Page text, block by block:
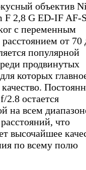
объектив
F 2,8 G ED-IF AF-
с переменным
от 70
популярной
продвинутых
которых
2.8 остается
на всем
что
высочайшее
по всему полю